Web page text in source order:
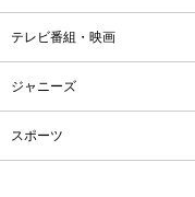
テレビ番組・映画
ジャニーズ
スポーツ